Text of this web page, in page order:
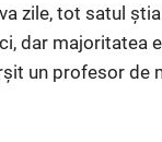
zile, tot satul
dar majoritatea
un profesor de